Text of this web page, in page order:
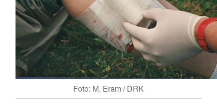
Foto: M. Eram / DRK